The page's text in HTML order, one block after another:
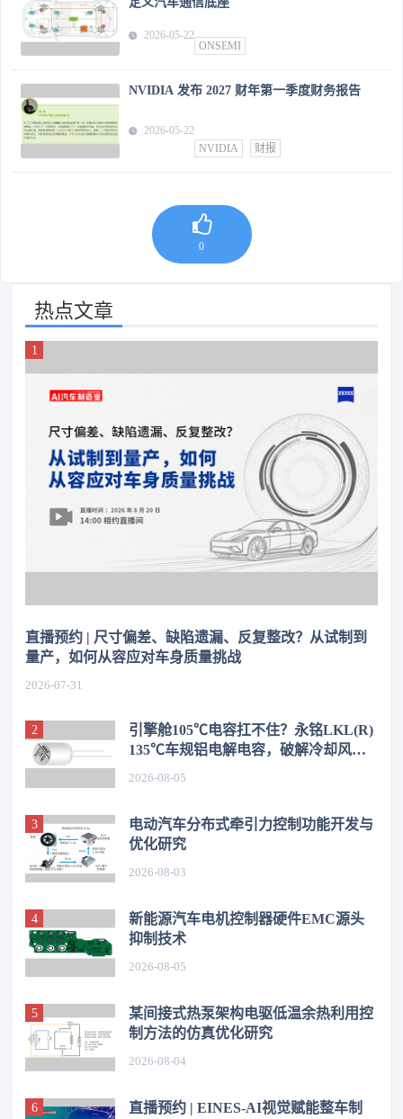
2026-05-22
ONSEMI
NVIDIA 发布 2027 财年第一季度财务报告
2026-05-22
NVIDIA
财报
0
热点文章
直播预约 | 尺寸偏差、缺陷遗漏、反复整改？从试制到
量产，如何从容应对车身质量挑战
2026-07-31
引擎舱105℃电容扛不住？永铭LKL(R)
135℃车规铝电解电容，破解冷却风扇
2026-08-05
电动汽车分布式牵引力控制功能开发与
优化研究
2026-08-03
新能源汽车电机控制器硬件EMC源头
抑制技术
2026-08-05
某间接式热泵架构电驱低温余热利用控
制方法的仿真优化研究
2026-08-04
直播预约 | EINES-AI视觉赋能整车制